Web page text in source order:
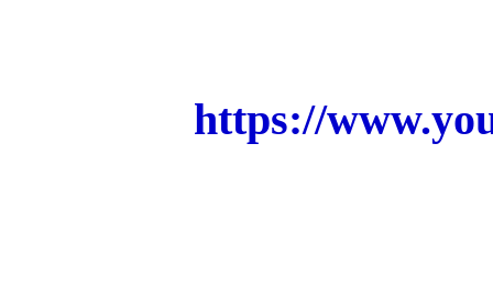
https://